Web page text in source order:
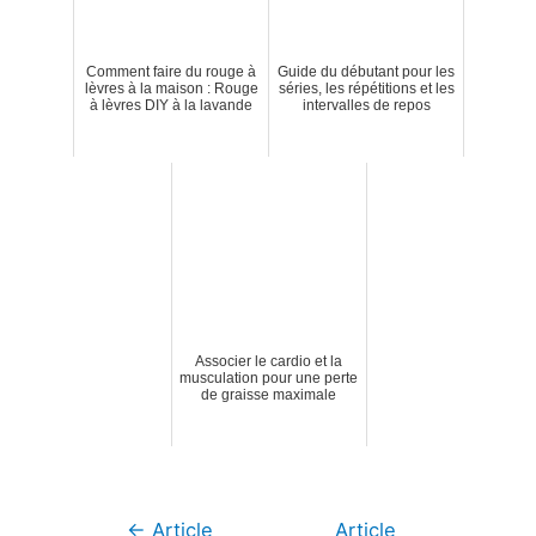
Comment faire du rouge à
lèvres à la maison : Rouge
à lèvres DIY à la lavande
Guide du débutant pour les
séries, les répétitions et les
intervalles de repos
Associer le cardio et la
musculation pour une perte
de graisse maximale
Navigation
← Article
Article